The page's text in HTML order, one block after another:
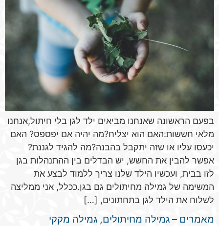
בפעם הראשונה שאנחנו מביאים ילד לגן בלי חיתול,אנחנו
מלאי חששות:האם הוא יצליח?מה יהיה אם יפספס? האם
יכעסו עליו או שזה יתקבל בהבנה?מה להגיד לגננת?
אפשר להבין את החשש, יש הבדלים בין ההתנהלות בגן
לזו בבית, ועכשיו הילד שלנו צריך ללמוד לבצע את
המשימה של גמילה מחיתולים גם בגן.ככלל, אני ממליצה
לשלוח את הילד לגן בתחתונים, […]
מאמרים – גמילה מחיתולים, גמילה מקקי